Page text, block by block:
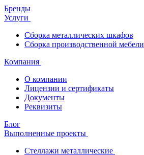
Бренды
Услуги
Сборка металлических шкафов
Сборка производственной мебели
Компания
О компании
Лицензии и сертификаты
Документы
Реквизиты
Блог
Выполненные проекты
Стеллажи металлические